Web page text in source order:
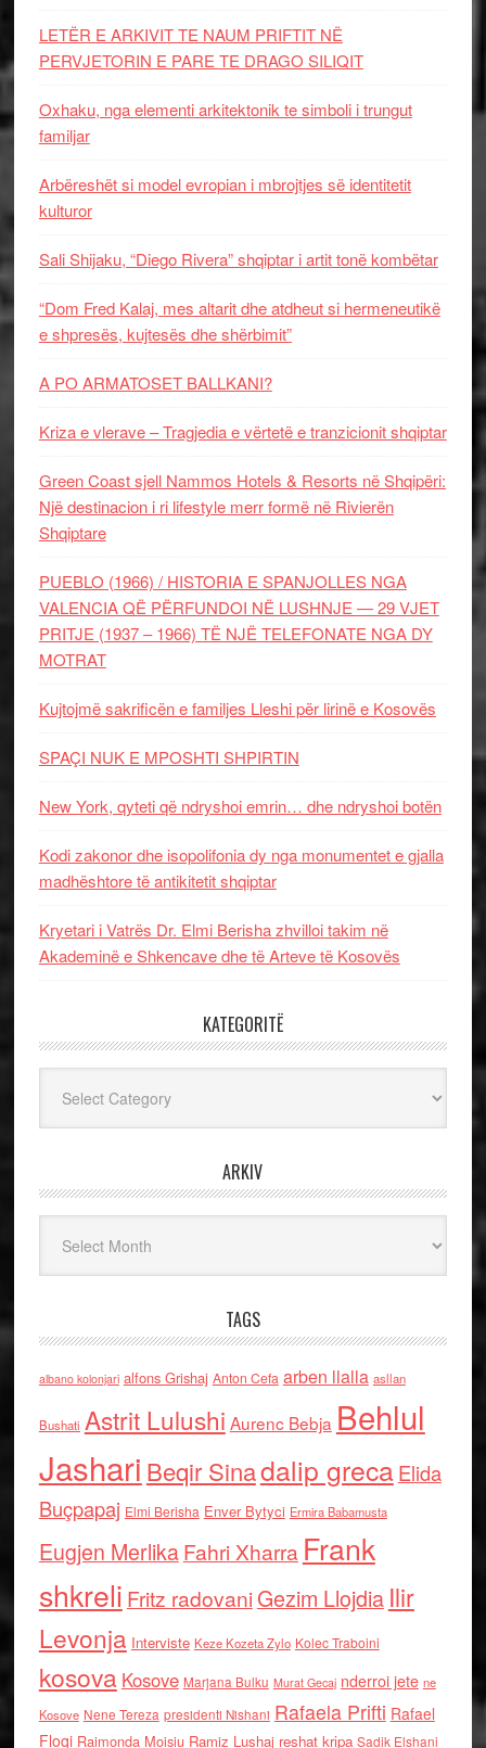
LETËR E ARKIVIT TE NAUM PRIFTIT NË
PERVJETORIN E PARE TE DRAGO SILIQIT
Oxhaku, nga elementi arkitektonik te simboli i trungut
familjar
Arbëreshët si model evropian i mbrojtjes së identitetit
kulturor
Sali Shijaku, “Diego Rivera” shqiptar i artit tonë kombëtar
“Dom Fred Kalaj, mes altarit dhe atdheut si hermeneutikë
e shpresës, kujtesës dhe shërbimit”
A PO ARMATOSET BALLKANI?
Kriza e vlerave – Tragjedia e vërtetë e tranzicionit shqiptar
Green Coast sjell Nammos Hotels & Resorts në Shqipëri:
Një destinacion i ri lifestyle merr formë në Rivierën
Shqiptare
PUEBLO (1966) / HISTORIA E SPANJOLLES NGA
VALENCIA QË PËRFUNDOI NË LUSHNJE — 29 VJET
PRITJE (1937 – 1966) TË NJË TELEFONATE NGA DY
MOTRAT
Kujtojmë sakrificën e familjes Lleshi për lirinë e Kosovës
SPAÇI NUK E MPOSHTI SHPIRTIN
New York, qyteti që ndryshoi emrin… dhe ndryshoi botën
Kodi zakonor dhe isopolifonia dy nga monumentet e gjalla
madhështore të antikitetit shqiptar
Kryetari i Vatrës Dr. Elmi Berisha zhvilloi takim në
Akademinë e Shkencave dhe të Arteve të Kosovës
KATEGORITË
ARKIV
TAGS
albano kolonjari alfons Grishaj Anton Cefa arben llalla asllan
Bushati Astrit Lulushi Aurenc Bebja Behlul
Jashari Beqir Sinadalip grecaElida
Buçpapaj Elmi Berisha Enver Bytyci Ermira Babamusta
Eugjen MerlikaFahri Xharra Frank
shkreli Fritz radovaniGezim Llojdia Ilir
Levonja Interviste Keze Kozeta Zylo Kolec Traboini
kosova Kosove Marjana Bulku Murat Gecaj nderroi jete ne
Kosove Nene Tereza presidenti Nishani Rafaela Prifti Rafael
Floqi Raimonda Moisiu Ramiz Lushaj reshat kripa Sadik Elshani